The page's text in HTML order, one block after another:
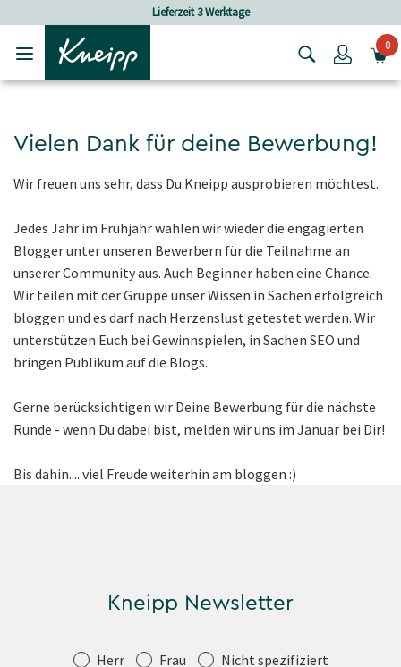
Lieferzeit 3 Werktage
Login0
Vielen Dank für deine Bewerbung!
Wir freuen uns sehr, dass Du Kneipp ausprobieren möchtest.
Jedes Jahr im Frühjahr wählen wir wieder die engagierten
Blogger unter unseren Bewerbern für die Teilnahme an
unserer Community aus. Auch Beginner haben eine Chance.
Wir teilen mit der Gruppe unser Wissen in Sachen erfolgreich
bloggen und es darf nach Herzenslust getestet werden. Wir
unterstützen Euch bei Gewinnspielen, in Sachen SEO und
bringen Publikum auf die Blogs.
Gerne berücksichtigen wir Deine Bewerbung für die nächste
Runde - wenn Du dabei bist, melden wir uns im Januar bei Dir!
Bis dahin.... viel Freude weiterhin am bloggen :)
Kneipp Newsletter
Anrede Herr Frau Nicht spezifiziert